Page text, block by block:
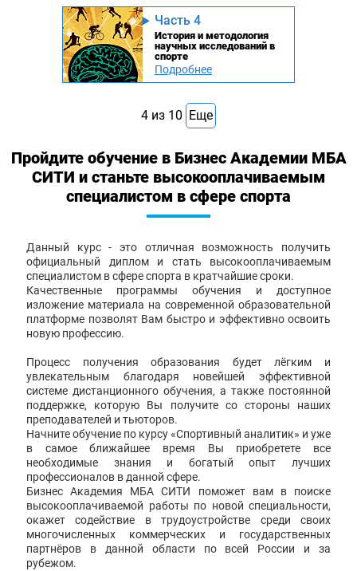
Часть 4
История и методология
научных исследований в
спорте
Подробнее
4 из 10 Еще
Пройдите обучение в Бизнес Академии МБА
СИТИ и станьте высокооплачиваемым
специалистом в сфере спорта
Данный курс - это отличная возможность получить
официальный диплом и стать высокооплачиваемым
специалистом в сфере спорта в кратчайшие сроки.
Качественные программы обучения и доступное
изложение материала на современной образовательной
платформе позволят Вам быстро и эффективно освоить
новую профессию.
Процесс получения образования будет лёгким и
увлекательным благодаря новейшей эффективной
системе дистанционного обучения, а также постоянной
поддержке, которую Вы получите со стороны наших
преподавателей и тьюторов.
Начните обучение по курсу «Спортивный аналитик» и уже
в самое ближайшее время Вы приобретете все
необходимые знания и богатый опыт лучших
профессионалов в данной сфере.
Бизнес Академия МБА СИТИ поможет вам в поиске
высокооплачиваемой работы по новой специальности,
окажет содействие в трудоустройстве среди своих
многочисленных коммерческих и государственных
партнёров в данной области по всей России и за
рубежом.